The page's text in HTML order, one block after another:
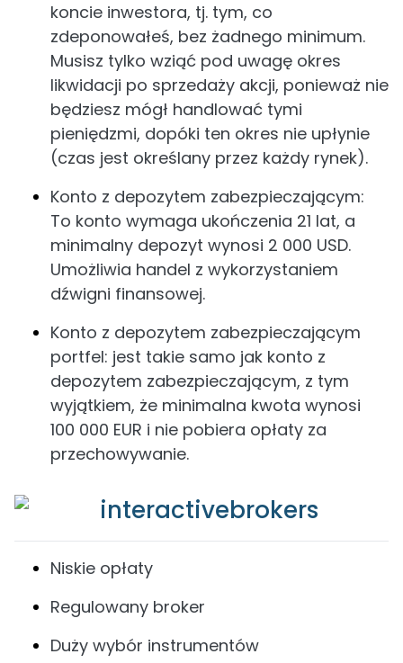
koncie inwestora, tj. tym, co
zdeponowałeś, bez żadnego minimum.
Musisz tylko wziąć pod uwagę okres
likwidacji po sprzedaży akcji, ponieważ nie
będziesz mógł handlować tymi
pieniędzmi, dopóki ten okres nie upłynie
(czas jest określany przez każdy rynek).
Konto z depozytem zabezpieczającym:
To konto wymaga ukończenia 21 lat, a
minimalny depozyt wynosi 2 000 USD.
Umożliwia handel z wykorzystaniem
dźwigni finansowej.
Konto z depozytem zabezpieczającym
portfel: jest takie samo jak konto z
depozytem zabezpieczającym, z tym
wyjątkiem, że minimalna kwota wynosi
100 000 EUR i nie pobiera opłaty za
przechowywanie.
Niskie opłaty
Regulowany broker
Duży wybór instrumentów